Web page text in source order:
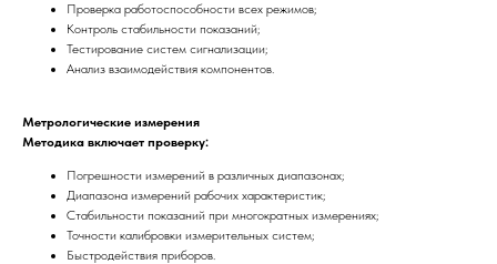
Проверка работоспособности всех режимов;
Контроль стабильности показаний;
Тестирование систем сигнализации;
Анализ взаимодействия компонентов.
Метрологические измерения
Методика включает проверку:
Погрешности измерений в различных диапазонах;
Диапазона измерений рабочих характеристик;
Стабильности показаний при многократных измерениях;
Точности калибровки измерительных систем;
Быстродействия приборов.